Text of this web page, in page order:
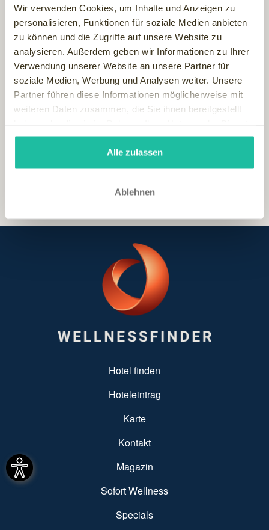
Wir verwenden Cookies, um Inhalte und Anzeigen zu
personalisieren, Funktionen für soziale Medien anbieten
zu können und die Zugriffe auf unsere Website zu
analysieren. Außerdem geben wir Informationen zu Ihrer
Verwendung unserer Website an unsere Partner für
soziale Medien, Werbung und Analysen weiter. Unsere
Partner führen diese Informationen möglicherweise mit
weiteren Daten zusammen, die Sie ihnen bereitgestellt
gesammelt haben.
Alle zulassen
Ablehnen
Wellness Verbandes nach seinem anonymen Testbesuch.
Das Hotel Meerlust bestand die strenge Prüfung mit rund
1.500 Prüfkriterien bravourös und erlangte nicht nur die
Spitzenauszeichnung „EXZELLENT“, sondern erzielte
zugleich auch die höchste Bewertung, die der Deutsche
Wellness Verband bislang überhaupt vergeben hat. Ein
Refugium für den höchst privaten Rückzug, mit ehrlicher
Gastfreundschaft, stilvollem Wohlfühlambiente und einer
Paradebeispiel für gelebte Wellnessqualität
Hotel finden
Hoteleintrag
Karte
Kontakt
Magazin
Sofort Wellness
Specials